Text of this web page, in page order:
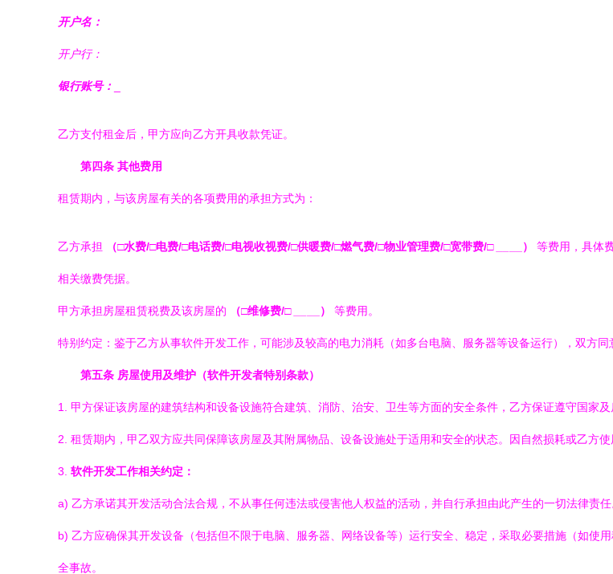
开户名：
开户行：
银行账号：
乙方支付租金后，甲方应向乙方开具收款凭证。
第四条 其他费用
租赁期内，与该房屋有关的各项费用的承担方式为：
乙方承担 （□水费/□电费/□电话费/□电视收视费/□供暖费/□燃气费/□物业管理费/□宽带费/□ __） 等费用，具体
相关缴费凭据。
甲方承担房屋租赁税费及该房屋的 （□维修费/□ __） 等费用。
特别约定：鉴于乙方从事软件开发工作，可能涉及较高的电力消耗（如多台电脑、服务器等设备运行），双方
第五条 房屋使用及维护（软件开发者特别条款）
1. 甲方保证该房屋的建筑结构和设备设施符合建筑、消防、治安、卫生等方面的安全条件，乙方保证遵守国家
2. 租赁期内，甲乙双方应共同保障该房屋及其附属物品、设备设施处于适用和安全的状态。因自然损耗或乙方
3. 软件开发工作相关约定：
a) 乙方承诺其开发活动合法合规，不从事任何违法或侵害他人权益的活动，并自行承担由此产生的一切法律责任
b) 乙方应确保其开发设备（包括但不限于电脑、服务器、网络设备等）运行安全、稳定，采取必要措施（如使
全事故。